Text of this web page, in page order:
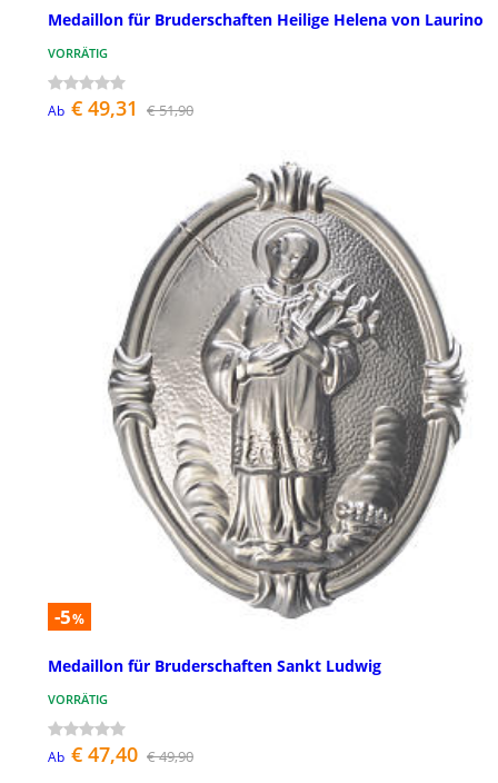
Medaillon für Bruderschaften Heilige Helena von Laurino
VORRÄTIG
Ab € 49,31 € 51,90
-5%
Medaillon für Bruderschaften Sankt Ludwig
VORRÄTIG
Ab € 47,40 € 49,90